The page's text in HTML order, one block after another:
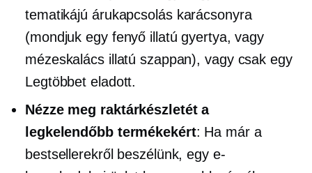
tematikájú árukapcsoláskarácsonyra
(mondjuk egy fenyő illatú gyertya, vagy
mézeskalács illatú szappan), vagy csak egy
Legtöbbet eladott.
Nézze meg raktárkészletét a
legkelendőbb termékekért: Ha már a
bestsellerekről beszélünk, egy e-